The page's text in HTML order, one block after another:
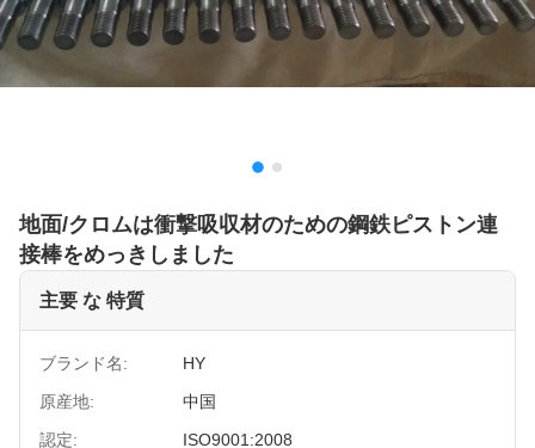
地面/クロムは衝撃吸収材のための鋼鉄ピストン連
接棒をめっきしました
主要 な 特質
ブランド名:
HY
原産地:
中国
認定:
ISO9001:2008